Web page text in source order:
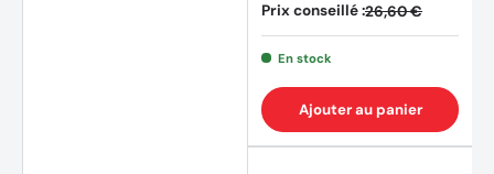
Prix conseillé :26,60 €
En stock
Ajouter au panier